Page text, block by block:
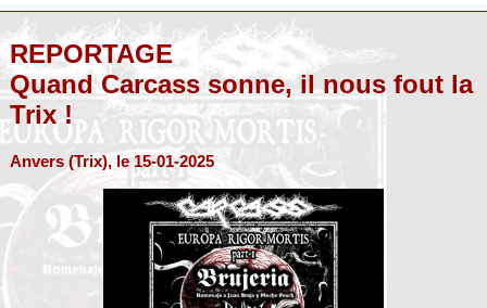
REPORTAGE
Quand Carcass sonne, il nous fout la
Trix !
Anvers (Trix), le 15-01-2025